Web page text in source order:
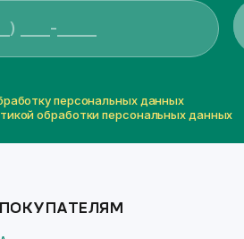
персональных данных
обработки персональных данных
ПОКУПАТЕЛЯМ